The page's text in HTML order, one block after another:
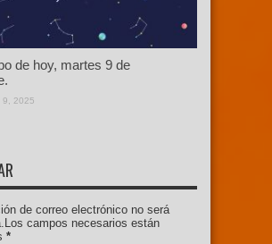
de hoy, martes 9 de
9, 2025
de correo electrónico no será
campos necesarios están
*